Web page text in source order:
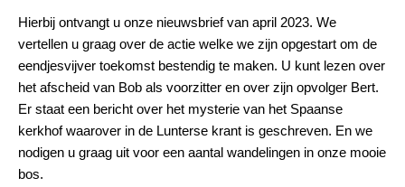
Hierbij ontvangt u onze nieuwsbrief van april 2023. We
vertellen u graag over de actie welke we zijn opgestart om de
eendjesvijver toekomst bestendig te maken. U kunt lezen over
het afscheid van Bob als voorzitter en over zijn opvolger Bert.
Er staat een bericht over het mysterie van het Spaanse
kerkhof waarover in de Lunterse krant is geschreven. En we
nodigen u graag uit voor een aantal wandelingen in onze mooie
bos.